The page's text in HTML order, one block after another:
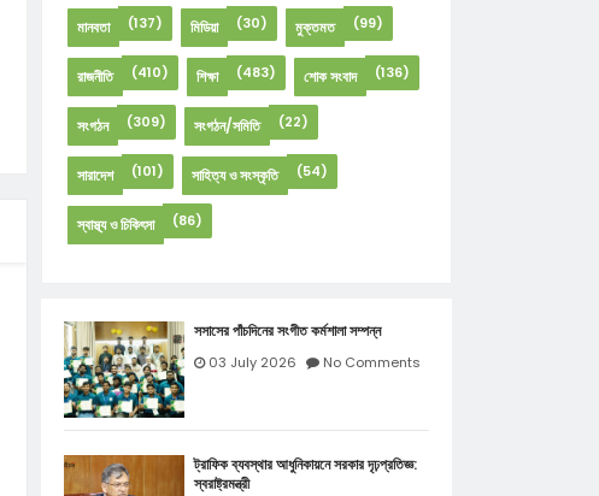
মানবতা (137) মিডিয়া (30) মুক্তমত (99)
রাজনীতি (410) শিক্ষা (483) শোক সংবাদ (136)
সংগঠন (309) সংগঠন/সমিতি (22)
সারাদেশ (101) সাহিত্য ও সংস্কৃতি (54)
স্বাস্থ্য ও চিকিৎসা (86)
সসাসের পাঁচদিনের সংগীত কর্মশালা সম্পন্ন
03 July 2026 No Comments
ট্রাফিক ব্যবস্থার আধুনিকায়নে সরকার দৃঢ়প্রতিজ্ঞ:
স্বরাষ্ট্রমন্ত্রী